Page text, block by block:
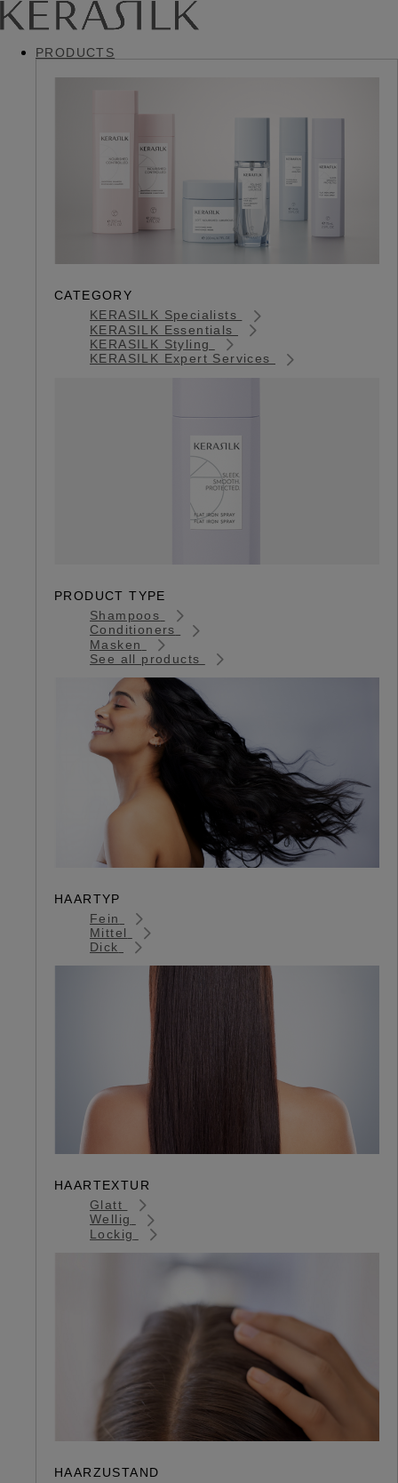
PRODUCTS
CATEGORY
KERASILK Specialists
KERASILK Essentials
KERASILK Styling
KERASILK Expert Services
PRODUCT TYPE
Shampoos
Conditioners
Masken
See all products
HAARTYP
Fein
Mittel
Dick
HAARTEXTUR
Glatt
Wellig
Lockig
HAARZUSTAND